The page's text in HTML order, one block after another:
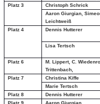
Platz 3
Christoph Schrick
Aaron Giurgian,
Leichtweiß
Platz 4
Dennis Hutterer
Lisa Tertsch
Platz 6
M. Lippert, C.
Trittenbach,
Platz 7
Christina Kiffe
Marie Tertsch
Platz 8
Dennis Hutterer
Platz 9
Aaron Giurgian